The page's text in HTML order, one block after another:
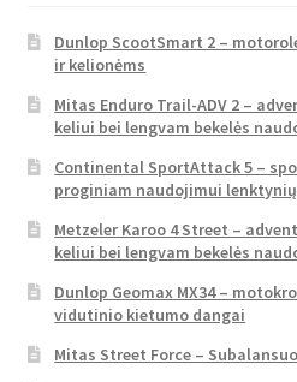
Dunlop ScootSmart 2 –
ir kelionėms
Mitas Enduro Trail-ADV 2 –
keliui bei lengvam bekelės
Continental SportAttack 5 –
proginiam naudojimui
Metzeler Karoo 4 Street –
keliui bei lengvam bekelės
Dunlop Geomax MX34 –
vidutinio kietumo dangai
Mitas Street Force –